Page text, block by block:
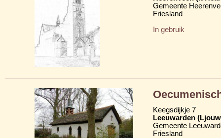
Gemeente
Friesland
In gebruik
Keegsdijkje 7
Leeuwarden
Gemeente
Friesland